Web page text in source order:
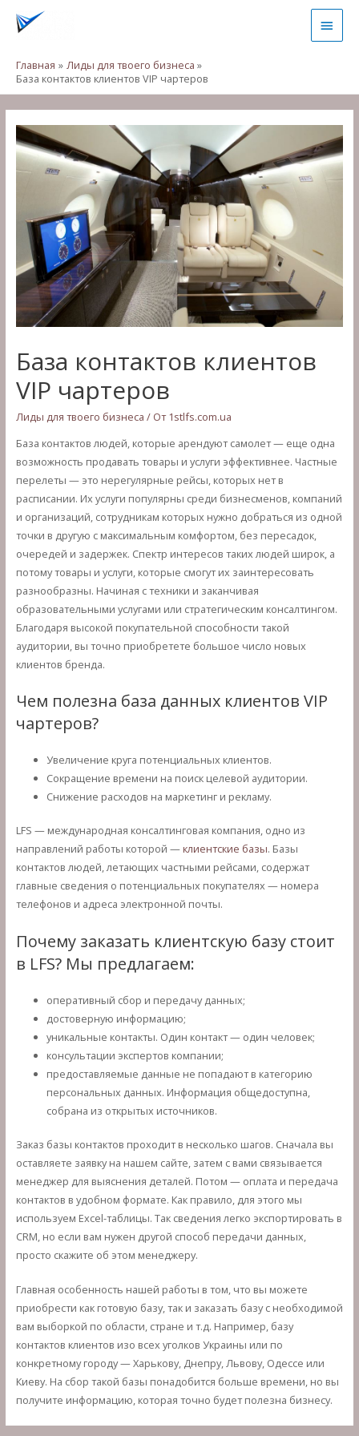
Перейти
Главная
Лиды для твоего бизнеса
База контактов клиентов VIP чартеров
База контактов клиентов
VIP чартеров
Лиды для твоего бизнеса / От 1stlfs.com.ua
База контактов людей, которые арендуют самолет — еще одна
возможность продавать товары и услуги эффективнее. Частные
перелеты — это нерегулярные рейсы, которых нет в
расписании. Их услуги популярны среди бизнесменов, компаний
и организаций, сотрудникам которых нужно добраться из одной
точки в другую с максимальным комфортом, без пересадок,
очередей и задержек. Спектр интересов таких людей широк, а
потому товары и услуги, которые смогут их заинтересовать
разнообразны. Начиная с техники и заканчивая
образовательными услугами или стратегическим консалтингом.
Благодаря высокой покупательной способности такой
аудитории, вы точно приобретете большое число новых
клиентов бренда.
Чем полезна база данных клиентов VIP
чартеров?
Увеличение круга потенциальных клиентов.
Сокращение времени на поиск целевой аудитории.
Снижение расходов на маркетинг и рекламу.
LFS — международная консалтинговая компания, одно из
направлений работы которой — клиентские базы. Базы
контактов людей, летающих частными рейсами, содержат
главные сведения о потенциальных покупателях — номера
телефонов и адреса электронной почты.
Почему заказать клиентскую базу стоит
в LFS? Мы предлагаем:
оперативный сбор и передачу данных;
достоверную информацию;
уникальные контакты. Один контакт — один человек;
консультации экспертов компании;
предоставляемые данные не попадают в категорию
персональных данных. Информация общедоступна,
собрана из открытых источников.
Заказ базы контактов проходит в несколько шагов. Сначала вы
оставляете заявку на нашем сайте, затем с вами связывается
менеджер для выяснения деталей. Потом — оплата и передача
контактов в удобном формате. Как правило, для этого мы
используем Excel-таблицы. Так сведения легко экспортировать в
CRM, но если вам нужен другой способ передачи данных,
просто скажите об этом менеджеру.
Главная особенность нашей работы в том, что вы можете
приобрести как готовую базу, так и заказать базу с необходимой
вам выборкой по области, стране и т.д. Например, базу
контактов клиентов изо всех уголков Украины или по
конкретному городу — Харькову, Днепру, Львову, Одессе или
Киеву. На сбор такой базы понадобится больше времени, но вы
получите информацию, которая точно будет полезна бизнесу.